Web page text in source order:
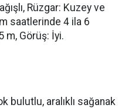
Rüzgar: Kuzey ve
saatlerinde 4 ila 6
m, Görüş: İyi.
bulutlu, aralıklı sağanak